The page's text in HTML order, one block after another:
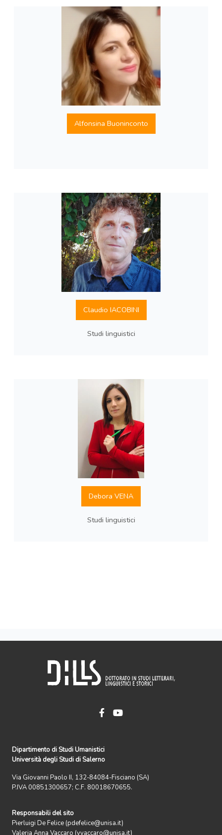
Alfonsina Buoninconto
Claudio IACOBINI
Studi linguistici
Debora VENA
Studi linguistici
Dipartimento di Studi Umanistici
Università degli Studi di Salerno
Via Giovanni Paolo II, 132-84084-Fisciano (SA)
P.IVA 00851300657; C.F. 80018670655.
Responsabili del sito
Pierluigi De Felice (pdefelice@unisa.it)
Valeria Anna Vaccaro (vvaccaro@unisa.it)